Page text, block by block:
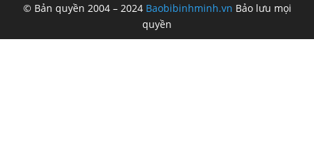
© Bản quyền 2004 – 2024 Baobibinhminh.vn Bảo lưu mọi
quyền